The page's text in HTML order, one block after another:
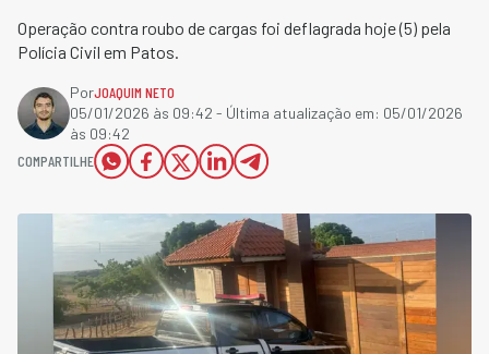
Operação contra roubo de cargas foi deflagrada hoje (5) pela
Polícia Civil em Patos.
PorJOAQUIM NETO
05/01/2026 às 09:42 - Última atualização em: 05/01/2026
às 09:42
COMPARTILHE